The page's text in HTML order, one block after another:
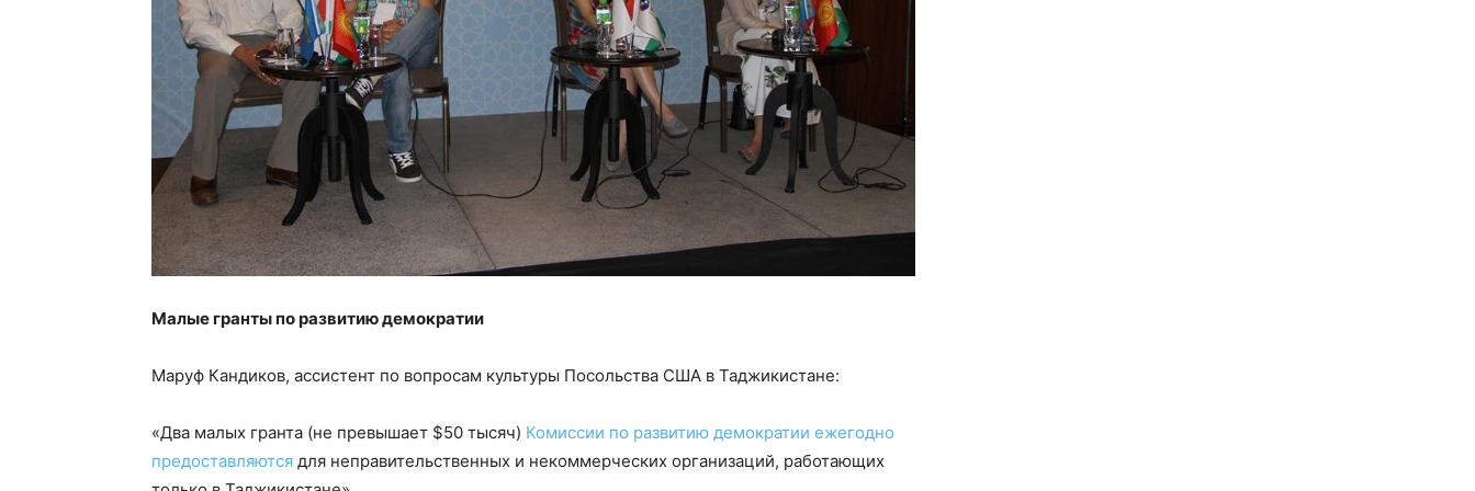
Малые гранты по развитию демократии
Маруф Кандиков, ассистент по вопросам культуры Посольства США в Таджикистане:
«Два малых гранта (не превышает $50 тысяч) Комиссии по развитию демократии ежегодно
предоставляются для неправительственных и некоммерческих организаций, работающих